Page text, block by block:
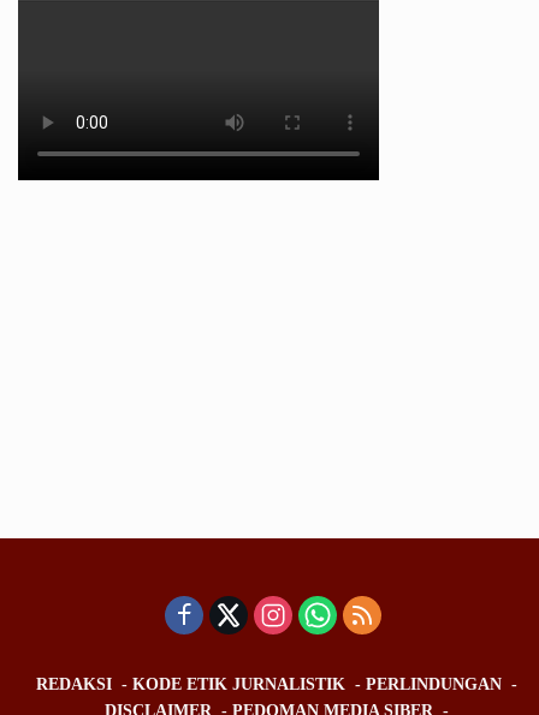
REDAKSI KODE ETIK JURNALISTIK
PERLINDUNGAN
DISCLAIMER
PEDOMAN MEDIA SIBER